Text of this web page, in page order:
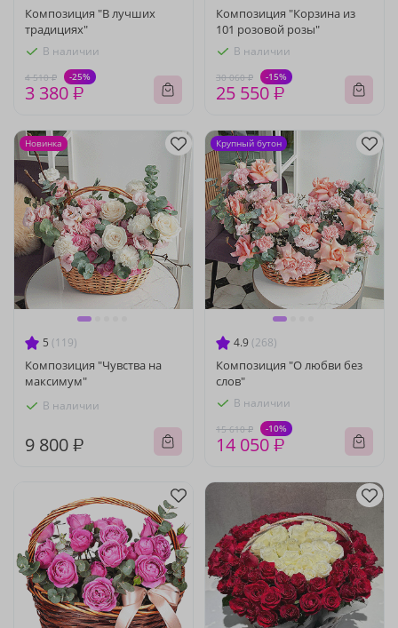
Композиция "В лучших
традициях"
В наличии
4 510 ₽ -25%
3 380 ₽
Композиция "Корзина из
101 розовой розы"
В наличии
30 060 ₽ -15%
25 550 ₽
5 (119)
Композиция "Чувства на
максимум"
В наличии
9 800 ₽
Новинка
4.9 (268)
Композиция "О любви без
слов"
В наличии
15 610 ₽ -10%
14 050 ₽
Крупный бутон